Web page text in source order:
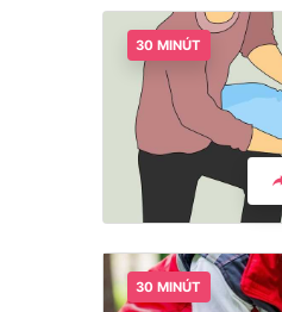
starostlivosti
asistentiek z verejného
zdravotného poistenia a
vyzdvihuje dôležitosť
kontinuálnej
ženy a ich deti.
30 MINÚT
30 MINÚT